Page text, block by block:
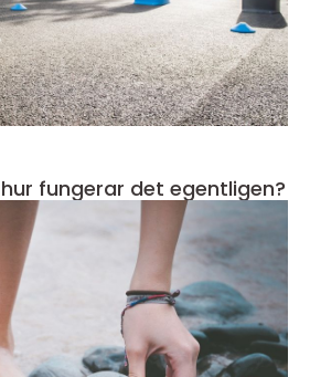
fungerar det egentligen?